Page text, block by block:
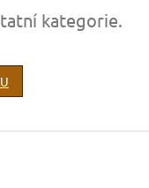
kategorie.